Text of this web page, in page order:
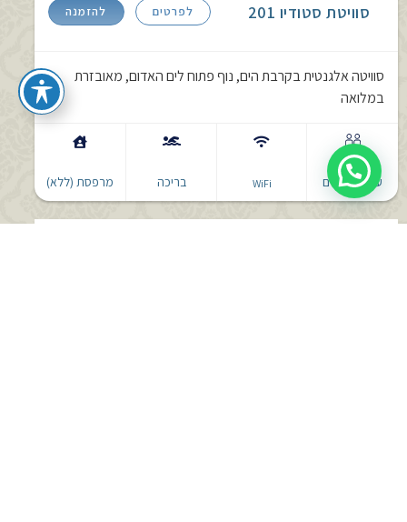
סוויטת סטודיו 201 לפרטים להזמנה
סוויטה אלגנטית בקרבת הים, נוף פתוח לים האדום, מאובזרת
במלואה
עד 4 אורחים WiFi בריכה מרפסת (ללא)